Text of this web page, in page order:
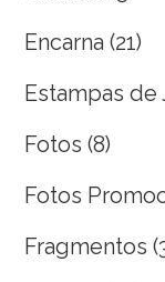
Encarna (21)
Estampas de
Fotos (8)
Fotos
Fragmentos